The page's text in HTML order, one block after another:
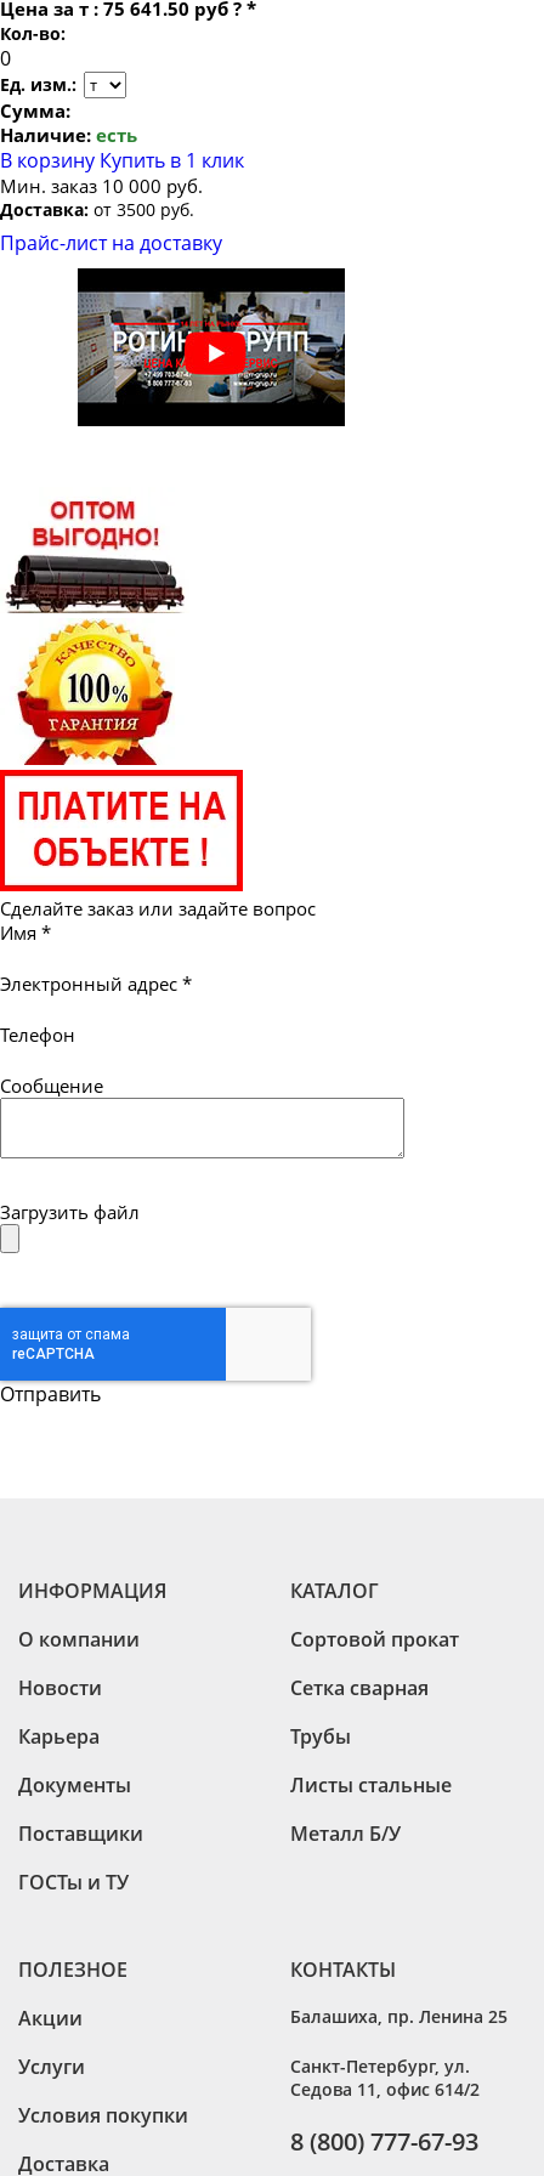
Цена за т : 75 641.50 руб ? *
Кол-во:
Ед. изм.:
Сумма:
Наличие: есть
В корзину Купить в 1 клик
Мин. заказ 10 000 руб.
Доставка: от 3500 руб.
Прайс-лист на доставку
Сделайте заказ или задайте вопрос
Имя *
Электронный адрес *
Телефон
Сообщение
Загрузить файл
ИНФОРМАЦИЯ
О компании
Новости
Карьера
Документы
Поставщики
ГОСТы и ТУ
КАТАЛОГ
Сортовой прокат
Сетка сварная
Трубы
Листы стальные
Металл Б/У
ПОЛЕЗНОЕ
Акции
Услуги
Условия покупки
Доставка
КОНТАКТЫ
Балашиха пр. Ленина 25
Санкт-Петербург, ул.
Седова 11, офис 614/2
8 (800) 777-67-93